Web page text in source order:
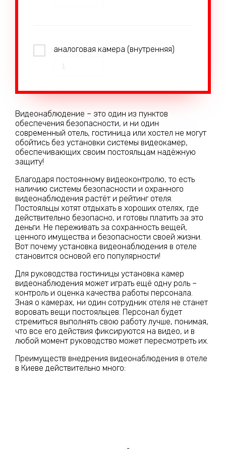
аналоговая камера (внутренняя)
Видеонаблюдение – это один из пунктов
обеспечения безопасности, и ни один
современный отель, гостиница или хостел не могут
обойтись без установки системы видеокамер,
обеспечивающих своим постояльцам надёжную
защиту!
Благодаря постоянному видеоконтролю, то есть
наличию системы безопасности и охранного
видеонаблюдения растёт и рейтинг отеля.
Постояльцы хотят отдыхать в хороших отелях, где
действительно безопасно, и готовы платить за это
деньги. Не переживать за сохранность вещей,
ценного имущества и безопасности своей жизни.
Вот почему установка видеонаблюдения в отеле
становится основой его популярности!
Для руководства гостиницы установка камер
видеонаблюдения может играть ещё одну роль –
контроль и оценка качества работы персонала.
Зная о камерах, ни один сотрудник отеля не станет
воровать вещи постояльцев. Персонал будет
стремиться выполнять свою работу лучше, понимая,
что все его действия фиксируются на видео, и в
любой момент руководство может пересмотреть их.
Преимуществ внедрения видеонаблюдения в отеле
в Киеве действительно много: